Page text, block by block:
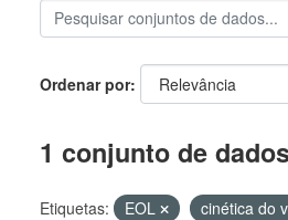
Ordenar por
1 conjunto de
Etiquetas: EOL cinética do